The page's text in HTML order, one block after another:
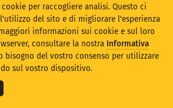
Reset
Scarica come PNG
SHADOWSERVER FOUNDATION
Contattaci Ringraziamenti
per raccogliere analisi. Questo ci
del sito e di migliorare l'esperienza
informazioni sui cookie e sul loro
consultare la nostra Informativa
bisogno del vostro consenso per utilizzare
sul vostro dispositivo.